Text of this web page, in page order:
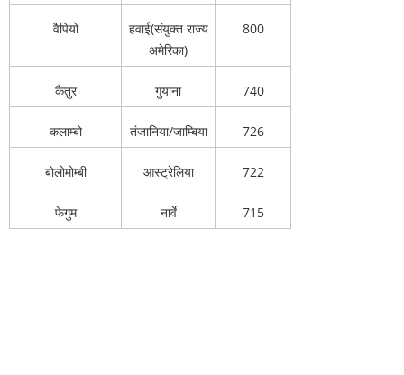
वैपियो
हवाई(संयुक्त राज्य
अमेरिका)
800
कैतुर गुयाना 740
कलाम्बो तंजानिया/जाम्बिया 726
बोलोमोम्बी आस्ट्रेलिया 722
फेगुम नार्वे 715